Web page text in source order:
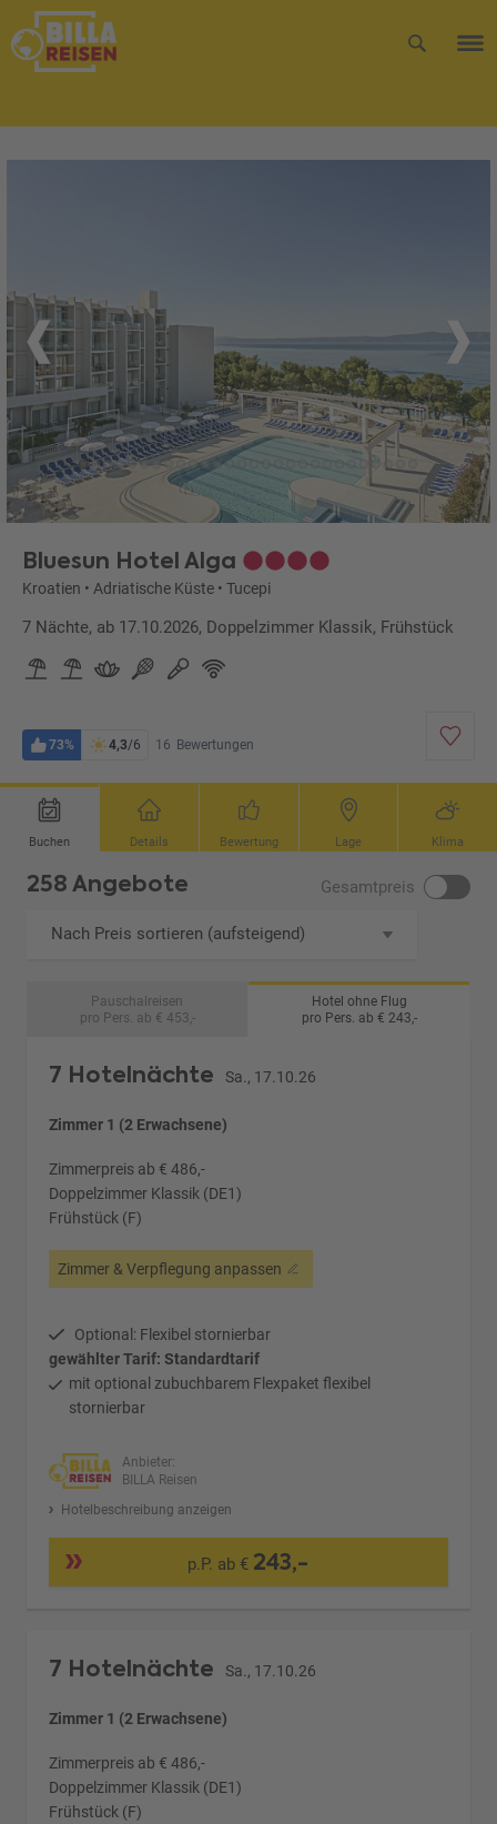
Bluesun Hotel Alga
Kroatien • Adriatische Küste • Tucepi
7 Nächte, ab 17.10.2026, Doppelzimmer Klassik, Frühstück
73% 4,3/6 16 Bewertungen
Buchen Details Bewertung Lage Klima
258 Angebote Gesamtpreis
Nach Preis sortieren (aufsteigend)
Pauschalreisen
pro Pers. ab € 453,-
Hotel ohne Flug
pro Pers. ab € 243,-
7 Hotelnächte Sa., 17.10.26
Zimmer 1 (2 Erwachsene)
Zimmerpreis ab € 486,-
Doppelzimmer Klassik (DE1)
Frühstück (F)
Zimmer & Verpflegung anpassen
Optional: Flexibel stornierbar
gewählter Tarif: Standardtarif
mit optional zubuchbarem Flexpaket flexibel
stornierbar
Anbieter:
BILLA Reisen
Hotelbeschreibung anzeigen
p.P. ab € 243,-
7 Hotelnächte Sa., 17.10.26
Zimmer 1 (2 Erwachsene)
Zimmerpreis ab € 486,-
Doppelzimmer Klassik (DE1)
Frühstück (F)